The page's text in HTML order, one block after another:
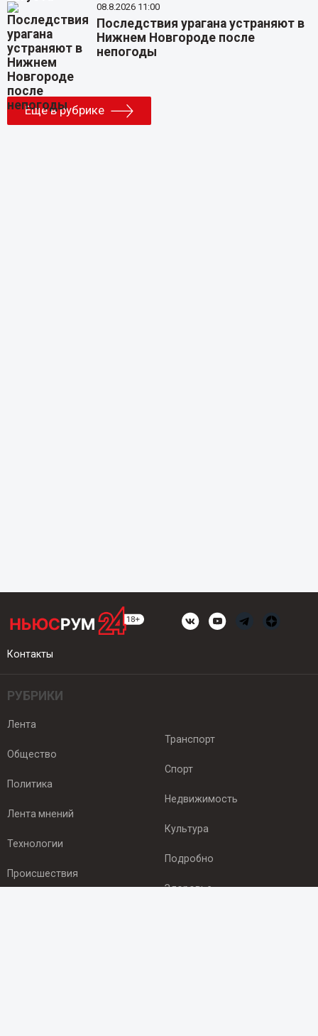
08.8.2026 11:00
Последствия урагана устраняют в
Нижнем Новгороде после
непогоды
Еще в рубрике
Контакты
РУБРИКИ
Лента
Общество
Политика
Лента мнений
Технологии
Происшествия
Транспорт
Спорт
Недвижимость
Культура
Подробно
Здоровье